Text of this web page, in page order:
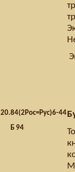
20.84(2Рос=Рус)6-44
Б 94